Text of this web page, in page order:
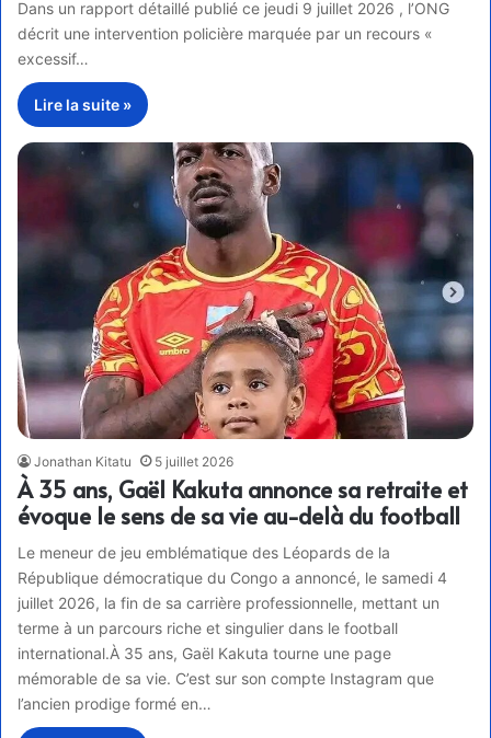
Dans un rapport détaillé publié ce jeudi 9 juillet 2026 , l’ONG
décrit une intervention policière marquée par un recours «
excessif…
Lire la suite »
Jonathan Kitatu 5 juillet 2026
À 35 ans, Gaël Kakuta annonce sa retraite et
évoque le sens de sa vie au-delà du football
Le meneur de jeu emblématique des Léopards de la
République démocratique du Congo a annoncé, le samedi 4
juillet 2026, la fin de sa carrière professionnelle, mettant un
terme à un parcours riche et singulier dans le football
international.À 35 ans, Gaël Kakuta tourne une page
mémorable de sa vie. C’est sur son compte Instagram que
l’ancien prodige formé en…